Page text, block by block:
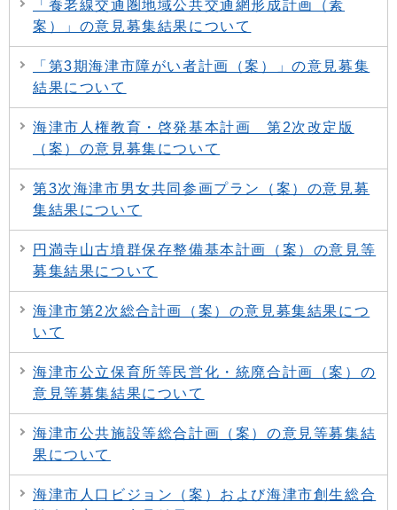
「養老線交通圏地域公共交通網形成計画（素
案）」の意見募集結果について
「第3期海津市障がい者計画（案）」の意見募集
結果について
海津市人権教育・啓発基本計画 第2次改定版
（案）の意見募集について
第3次海津市男女共同参画プラン（案）の意見募
集結果について
円満寺山古墳群保存整備基本計画（案）の意見等
募集結果について
海津市第2次総合計画（案）の意見募集結果につ
いて
海津市公立保育所等民営化・統廃合計画（案）の
意見等募集結果について
海津市公共施設等総合計画（案）の意見等募集結
果について
海津市人口ビジョン（案）および海津市創生総合